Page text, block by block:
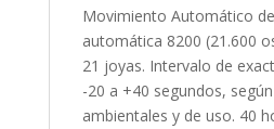
Movimiento Automático
automática 8200 (21.600
21 joyas. Intervalo de
-20 a +40 segundos,
ambientales y de uso. 40